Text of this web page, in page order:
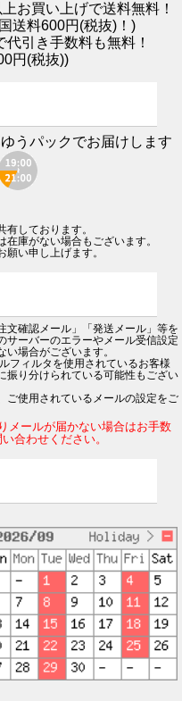
お買い上げで送料無料！
送料600円(税抜)！)
引き手数料も無料！
円(税抜))
うパックでお届けします
しております。
庫がない場合もございます。
い申し上げます。
文確認メール」「発送メール」等を
サーバーのエラーやメール受信設定
場合がございます。
フィルタを使用されているお客様
振り分けられている可能性もござい
ご使用されているメールの設定をご
メールが届かない場合はお手数
合わせください。